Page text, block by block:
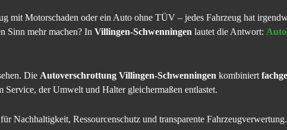
mit Motorschaden oder ein Auto ohne TÜV – jedes Fahrzeug hat
Sinn mehr machen? In Villingen-Schwenningen lautet die Antwort:
Die Autoverschrottung Villingen-Schwenningen kombiniert
Service, der Umwelt und Halter gleichermaßen entlastet.
Nachhaltigkeit, Ressourcenschutz und transparente Fahrzeugverwertung.